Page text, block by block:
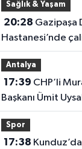
Sağlık & Yaşam
20:28
Hastanesi’nde
masaya yatırıldı
Antalya
17:39
Başkanı Ümit
yasaya tepki
Spor
17:38